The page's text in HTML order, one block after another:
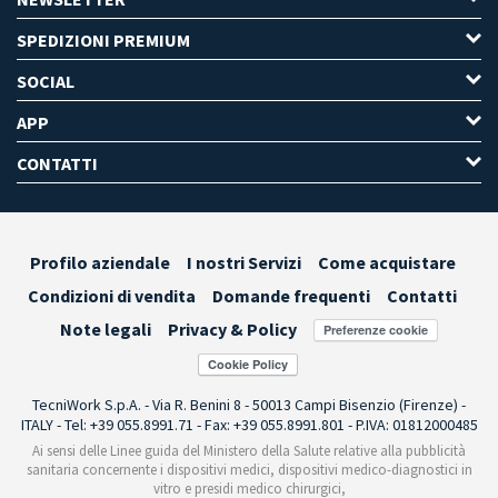
SPEDIZIONI PREMIUM
SOCIAL
APP
CONTATTI
Profilo aziendale I nostri Servizi
Come acquistare
Condizioni di vendita
Domande frequenti
Contatti
Note legali
Privacy & Policy Preferenze cookie
TecniWork S.p.A. - Via R. Benini 8 - 50013 Campi Bisenzio (Firenze) -
ITALY - Tel: +39 055.8991.71 - Fax: +39 055.8991.801 - P.IVA: 01812000485
Ai sensi delle Linee guida del Ministero della Salute relative alla pubblicità
sanitaria concernente i dispositivi medici, dispositivi medico-diagnostici in
vitro e presidi medico chirurgici,